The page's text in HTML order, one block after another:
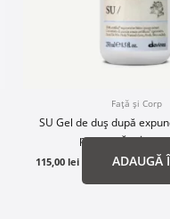
Față și Corp
SU Gel de duș după
pentru păr și corp
115,00 lei ADAUGĂ